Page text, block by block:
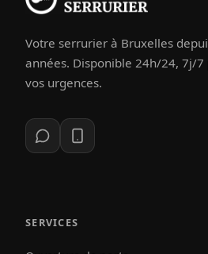
Votre serrurier à Bruxelles
années. Disponible 24h/24, 7j/7
vos urgences.
SERVICES